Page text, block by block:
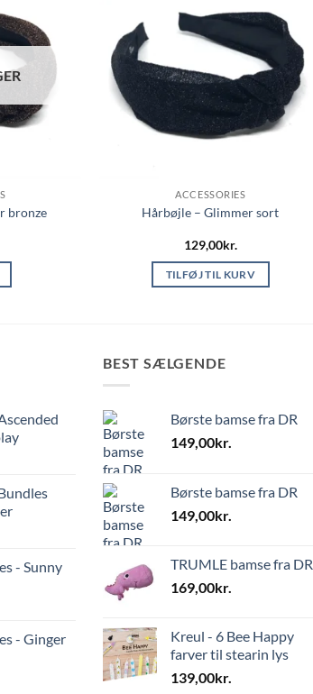
bronze
ACCESSORIES
Hårbøjle – Glimmer sort
129,00kr.
TILFØJ TIL KURV
- Sunny
- Ginger
BEST SÆLGENDE
Børste bamse fra DR
149,00kr.
Børste bamse fra DR
149,00kr.
TRUMLE bamse fra DR
169,00kr.
Kreul - 6 Bee Happy
farver til stearin lys
139,00kr.